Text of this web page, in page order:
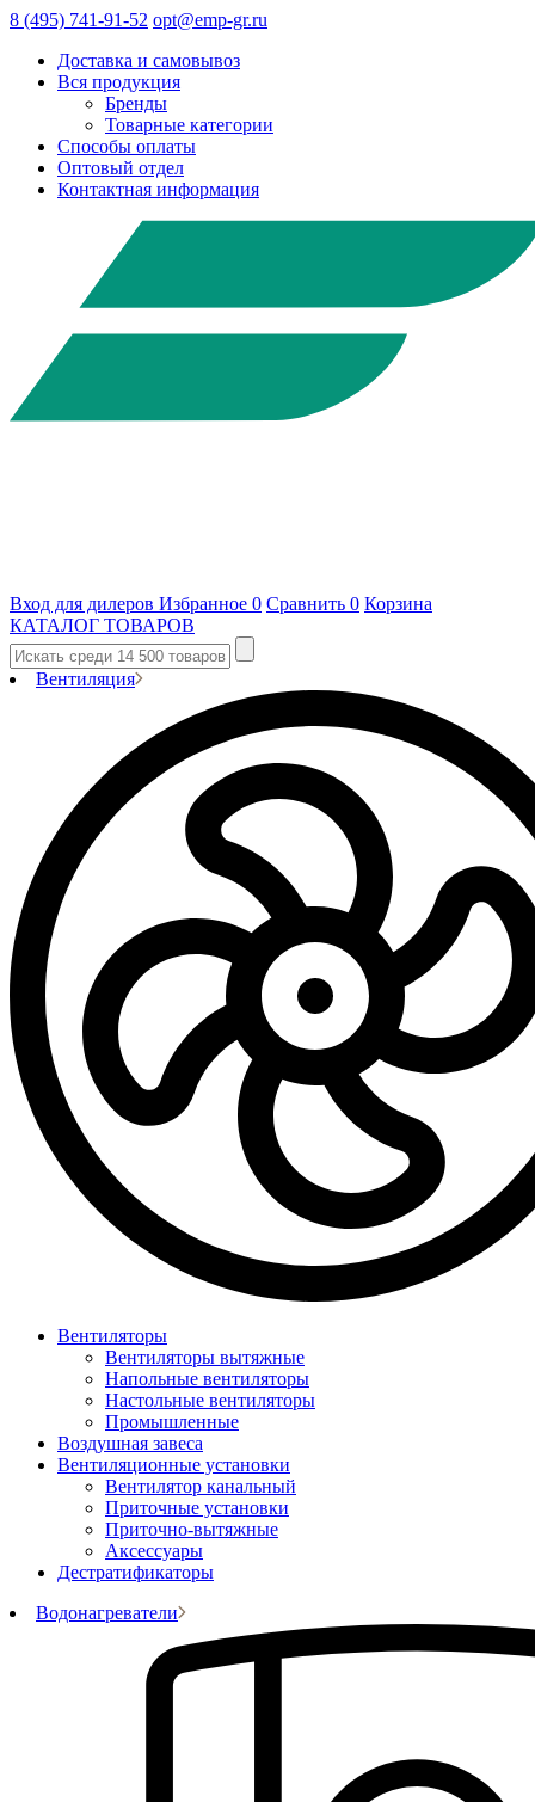
8 (495) 741-91-52 opt@emp-gr.ru
Доставка и самовывоз
Вся продукция
Бренды
Товарные категории
Способы оплаты
Оптовый отдел
Контактная информация
Вход для дилеров Избранное 0 Сравнить 0 Корзина
КАТАЛОГ ТОВАРОВ
Вентиляция
Вентиляторы
Вентиляторы вытяжные
Напольные вентиляторы
Настольные вентиляторы
Промышленные
Воздушная завеса
Вентиляционные установки
Вентилятор канальный
Приточные установки
Приточно-вытяжные
Аксессуары
Дестратификаторы
Водонагреватели